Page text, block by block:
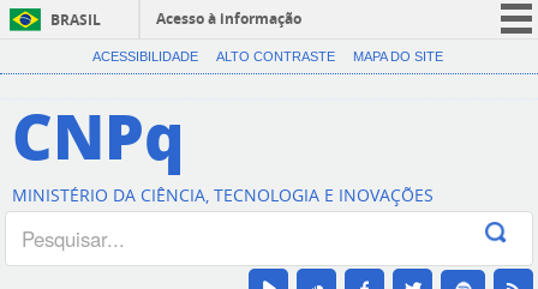
BRASIL
Acesso à informação
CORONAVÍRUS (COVID-19)
Canais
ACESSIBILIDADE ALTO CONTRASTE MAPA DO SITE
CNPq
MINISTÉRIO DA CIÊNCIA, TECNOLOGIA E INOVAÇÕES